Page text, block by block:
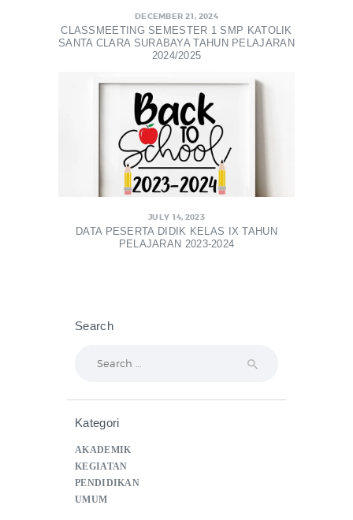
DECEMBER 21, 2024
CLASSMEETING SEMESTER 1 SMP KATOLIK
SANTA CLARA SURABAYA TAHUN PELAJARAN
2024/2025
JULY 14, 2023
DATA PESERTA DIDIK KELAS IX TAHUN
PELAJARAN 2023-2024
Search
Kategori
AKADEMIK
KEGIATAN
PENDIDIKAN
UMUM